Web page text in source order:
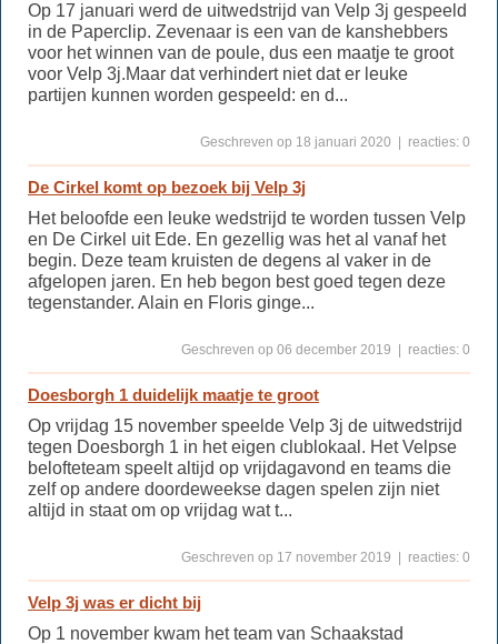
Op 17 januari werd de uitwedstrijd van Velp 3j gespeeld
in de Paperclip. Zevenaar is een van de kanshebbers
voor het winnen van de poule, dus een maatje te groot
voor Velp 3j.Maar dat verhindert niet dat er leuke
partijen kunnen worden gespeeld: en d...
Geschreven op 18 januari 2020 | reacties: 0
De Cirkel komt op bezoek bij Velp 3j
Het beloofde een leuke wedstrijd te worden tussen Velp
en De Cirkel uit Ede. En gezellig was het al vanaf het
begin. Deze team kruisten de degens al vaker in de
afgelopen jaren. En heb begon best goed tegen deze
tegenstander. Alain en Floris ginge...
Geschreven op 06 december 2019 | reacties: 0
Doesborgh 1 duidelijk maatje te groot
Op vrijdag 15 november speelde Velp 3j de uitwedstrijd
tegen Doesborgh 1 in het eigen clublokaal. Het Velpse
belofteteam speelt altijd op vrijdagavond en teams die
zelf op andere doordeweekse dagen spelen zijn niet
altijd in staat om op vrijdag wat t...
Geschreven op 17 november 2019 | reacties: 0
Velp 3j was er dicht bij
Op 1 november kwam het team van Schaakstad